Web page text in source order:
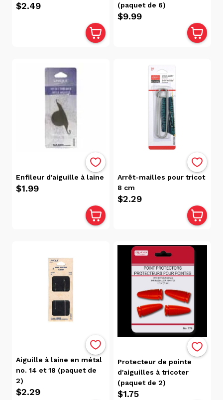
$2.49
(paquet de 6)
$9.99
Enfileur d'aiguille à laine
$1.99
Arrêt-mailles pour tricot
8 cm
$2.29
Aiguille à laine en métal
no. 14 et 18 (paquet de
2)
$2.29
Protecteur de pointe
d'aiguilles à tricoter
(paquet de 2)
$1.75